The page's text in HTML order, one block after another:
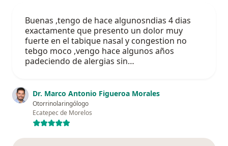
Buenas ,tengo de hace algunosndias 4 dias
exactamente que presento un dolor muy
fuerte en el tabique nasal y congestion no
tebgo moco ,vengo hace algunos años
padeciendo de alergias sin…
Dr. Marco Antonio Figueroa Morales
Otorrinolaringólogo
Ecatepec de Morelos